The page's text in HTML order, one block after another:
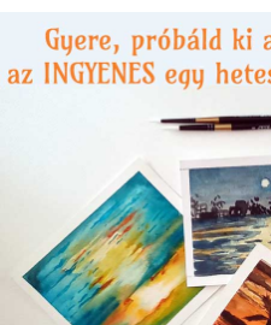
Sikersztorik